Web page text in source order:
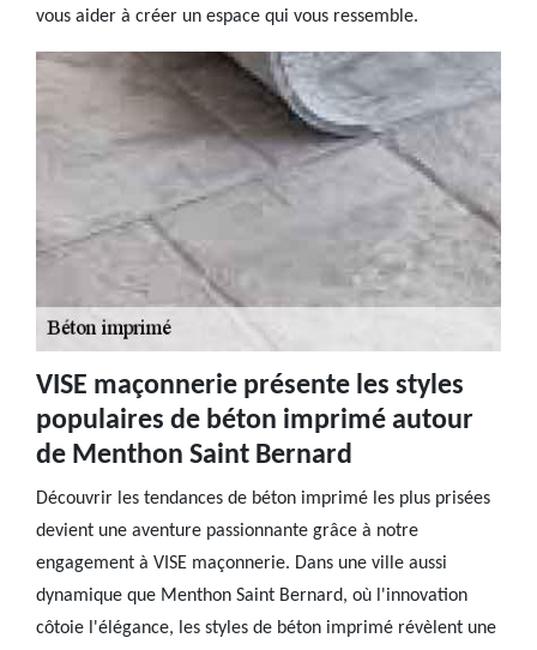
vous aider à créer un espace qui vous ressemble.
VISE maçonnerie présente les styles
populaires de béton imprimé autour
de Menthon Saint Bernard
Découvrir les tendances de béton imprimé les plus prisées
devient une aventure passionnante grâce à notre
engagement à VISE maçonnerie. Dans une ville aussi
dynamique que Menthon Saint Bernard, où l'innovation
côtoie l'élégance, les styles de béton imprimé révèlent une